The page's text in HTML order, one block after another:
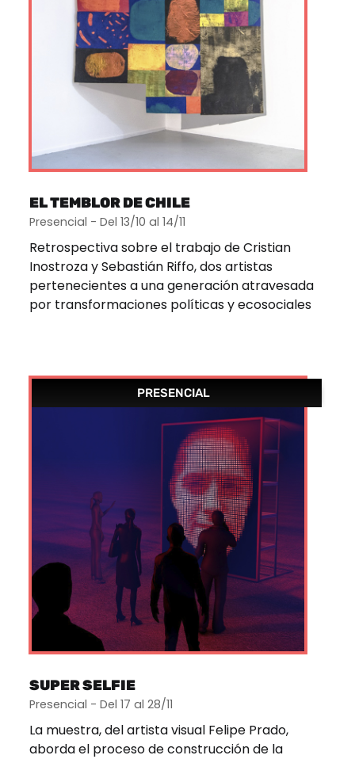
EL TEMBLOR DE CHILE
Presencial - Del 13/10 al 14/11
Retrospectiva sobre el trabajo de Cristian
Inostroza y Sebastián Riffo, dos artistas
pertenecientes a una generación atravesada
por transformaciones políticas y ecosociales
PRESENCIAL
SUPER SELFIE
Presencial - Del 17 al 28/11
La muestra, del artista visual Felipe Prado,
aborda el proceso de construcción de la